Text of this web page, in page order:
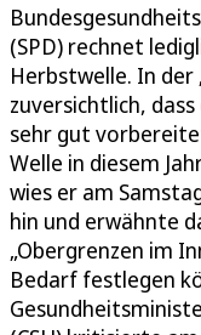
(SPD) rechnet
Herbstwelle. In der
zuversichtlich,
sehr gut
Welle in diesem
wies er am
hin und erwähnte
„Obergrenzen im
Bedarf festlegen